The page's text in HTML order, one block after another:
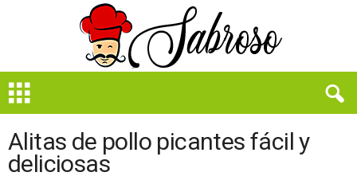
e
Alitas de pollo picantes fácil y
deliciosas